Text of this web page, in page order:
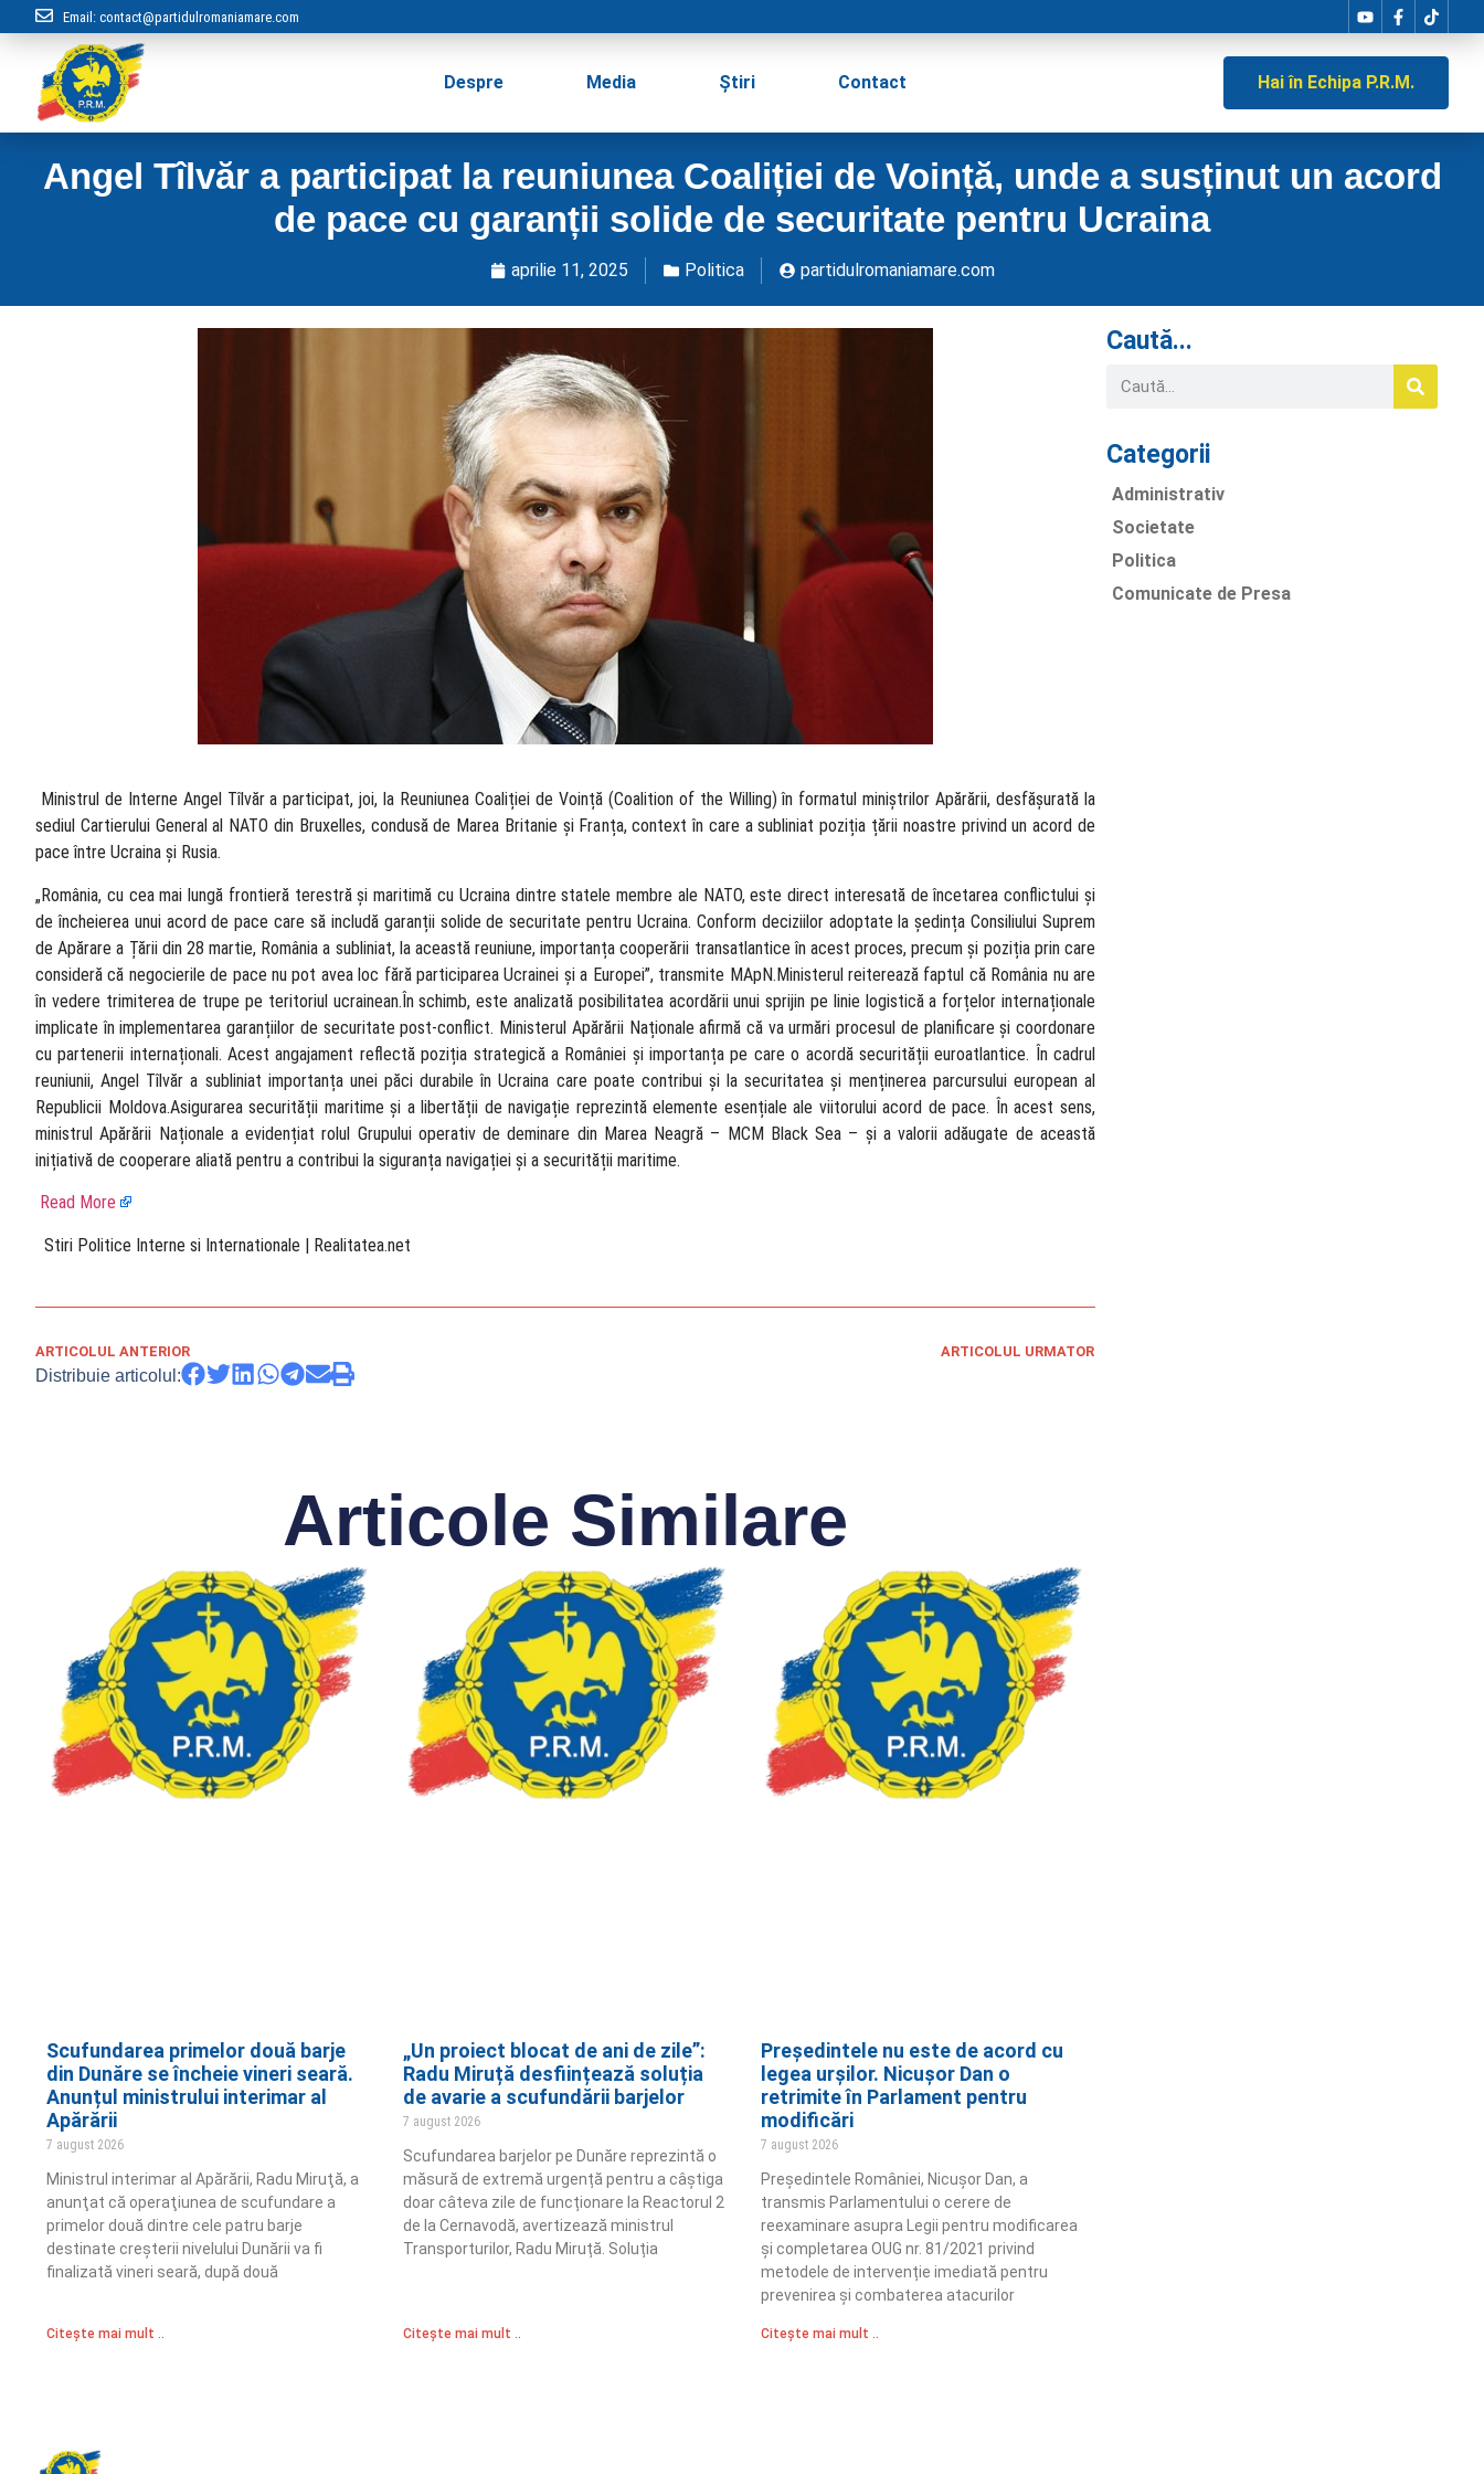
Email: contact@partidulromaniamare.com
Despre Media Știri Contact Hai în Echipa P.R.M.
Angel Tîlvăr a participat la reuniunea Coaliției de Voință, unde a susținut un acord
de pace cu garanții solide de securitate pentru Ucraina
aprilie 11, 2025 Politica partidulromaniamare.com
​ Ministrul de Interne Angel Tîlvăr a participat, joi, la Reuniunea Coaliției de Voință (Coalition of the Willing) în formatul miniștrilor Apărării, desfășurată la
sediul Cartierului General al NATO din Bruxelles, condusă de Marea Britanie și Franța, context în care a subliniat poziția țării noastre privind un acord de
pace între Ucraina și Rusia.
„România, cu cea mai lungă frontieră terestră și maritimă cu Ucraina dintre statele membre ale NATO, este direct interesată de încetarea conflictului și
de încheierea unui acord de pace care să includă garanții solide de securitate pentru Ucraina. Conform deciziilor adoptate la ședința Consiliului Suprem
de Apărare a Țării din 28 martie, România a subliniat, la această reuniune, importanța cooperării transatlantice în acest proces, precum și poziția prin care
consideră că negocierile de pace nu pot avea loc fără participarea Ucrainei și a Europei”, transmite MApN.Ministerul reiterează faptul că România nu are
în vedere trimiterea de trupe pe teritoriul ucrainean.În schimb, este analizată posibilitatea acordării unui sprijin pe linie logistică a forțelor internaționale
implicate în implementarea garanțiilor de securitate post-conflict. Ministerul Apărării Naționale afirmă că va urmări procesul de planificare și coordonare
cu partenerii internaționali. Acest angajament reflectă poziția strategică a României și importanța pe care o acordă securității euroatlantice. În cadrul
reuniunii, Angel Tîlvăr a subliniat importanța unei păci durabile în Ucraina care poate contribui și la securitatea și menținerea parcursului european al
Republicii Moldova.Asigurarea securității maritime și a libertății de navigație reprezintă elemente esențiale ale viitorului acord de pace. În acest sens,
ministrul Apărării Naționale a evidențiat rolul Grupului operativ de deminare din Marea Neagră – MCM Black Sea – și a valorii adăugate de această
inițiativă de cooperare aliată pentru a contribui la siguranța navigației și a securității maritime.
Read More
​ Stiri Politice Interne si Internationale | Realitatea.net
ARTICOLUL ANTERIOR ARTICOLUL URMATOR
Distribuie articolul:
Articole Similare
Scufundarea primelor două barje
din Dunăre se încheie vineri seară.
Anunțul ministrului interimar al
Apărării
7 august 2026
Ministrul interimar al Apărării, Radu Miruţă, a
anunţat că operaţiunea de scufundare a
primelor două dintre cele patru barje
destinate creşterii nivelului Dunării va fi
finalizată vineri seară, după două
Citește mai mult ..
„Un proiect blocat de ani de zile”:
Radu Miruță desființează soluția
de avarie a scufundării barjelor
7 august 2026
Scufundarea barjelor pe Dunăre reprezintă o
măsură de extremă urgență pentru a câștiga
doar câteva zile de funcționare la Reactorul 2
de la Cernavodă, avertizează ministrul
Transporturilor, Radu Miruță. Soluția
Citește mai mult ..
Președintele nu este de acord cu
legea urșilor. Nicușor Dan o
retrimite în Parlament pentru
modificări
7 august 2026
Președintele României, Nicușor Dan, a
transmis Parlamentului o cerere de
reexaminare asupra Legii pentru modificarea
și completarea OUG nr. 81/2021 privind
metodele de intervenție imediată pentru
prevenirea și combaterea atacurilor
Citește mai mult ..
Caută...
Categorii
Administrativ
Societate
Politica
Comunicate de Presa